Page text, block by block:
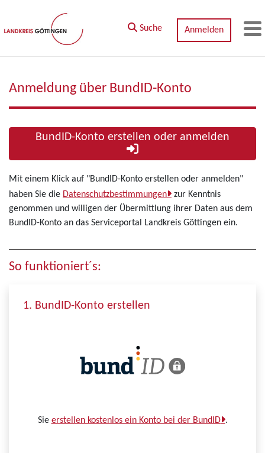
Zum Hauptinhalt springen
Suche
Anmelden
Anmeldung über BundID-Konto
Mit einem Klick auf "BundID-Konto erstellen oder anmelden"
haben Sie die Datenschutzbestimmungen
zur Kenntnis
genommen und willigen der Übermittlung ihrer Daten aus dem
BundID-Konto an das Serviceportal Landkreis Göttingen ein.
So funktioniert´s:
1. BundID-Konto erstellen
Sie erstellen kostenlos ein Konto bei der BundID .